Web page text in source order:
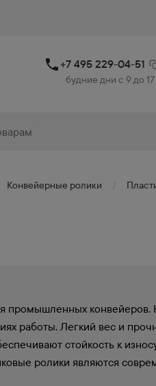
+7 495 229-04-51
будние дни с 9 до
Конвейерные ролики
конвейеров.
работы. Легкий вес и
стойкость к
ролики являются